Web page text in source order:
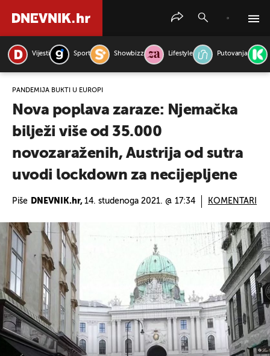
Vijesti Sport Showbizz Lifestyle Putovanja
PANDEMIJA BUKTI U EUROPI
Nova poplava zaraze: Njemačka
bilježi više od 35.000
novozaraženih, Austrija od sutra
uvodi lockdown za necijepljene
Piše DNEVNIK.hr, 14. studenoga 2021. @ 17:34 KOMENTARI
PRETRAŽITE VIJESTI